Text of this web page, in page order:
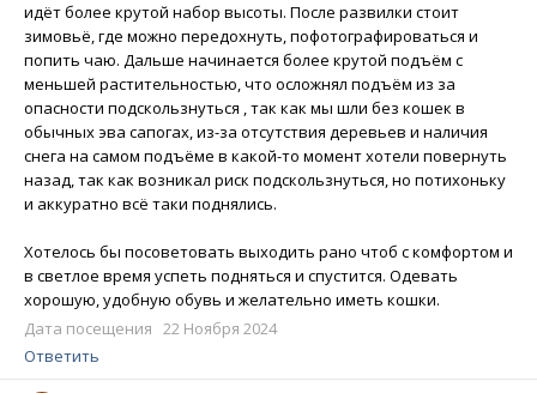
идёт более крутой набор высоты. После развилки стоит
зимовьë, где можно передохнуть, пофотографироваться и
попить чаю. Дальше начинается более крутой подъём с
меньшей растительностью, что осложнял подъём из за
опасности подскользнуться , так как мы шли без кошек в
обычных эва сапогах, из-за отсутствия деревьев и наличия
снега на самом подъёме в какой-то момент хотели повернуть
назад, так как возникал риск подскользнуться, но потихоньку
и аккуратно всё таки поднялись.
Хотелось бы посоветовать выходить рано чтоб с комфортом и
в светлое время успеть подняться и спустится. Одевать
хорошую, удобную обувь и желательно иметь кошки.
Дата посещения 22 Ноября 2024
Ответить